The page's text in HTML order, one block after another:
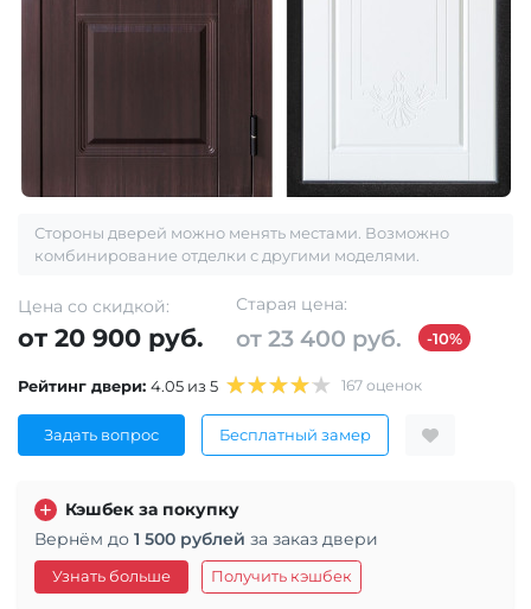
Стороны дверей можно менять местами. Возможно
комбинирование отделки с другими моделями.
Цена со скидкой:
от 20 900 руб.
Старая цена:
от 23 400 руб. -10%
Рейтинг двери: 4.05 из 5 167 оценок
Задать вопрос Бесплатный замер
Кэшбек за покупку
Вернём до 1 500 рублей за заказ двери
Узнать больше Получить кэшбек